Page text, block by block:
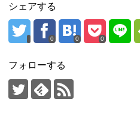
シェアする
0 0 0
フォローする